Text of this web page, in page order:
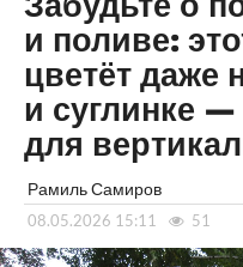
и поливе:
цветёт даже
и суглинке
для
Рамиль Самиров
08.05.2026 15:11 51